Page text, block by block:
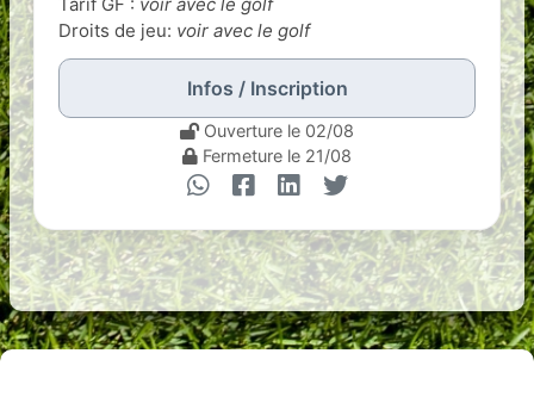
Droits de jeu: voir avec le golf
Infos / Inscription
Ouverture le 02/08
Fermeture le 21/08